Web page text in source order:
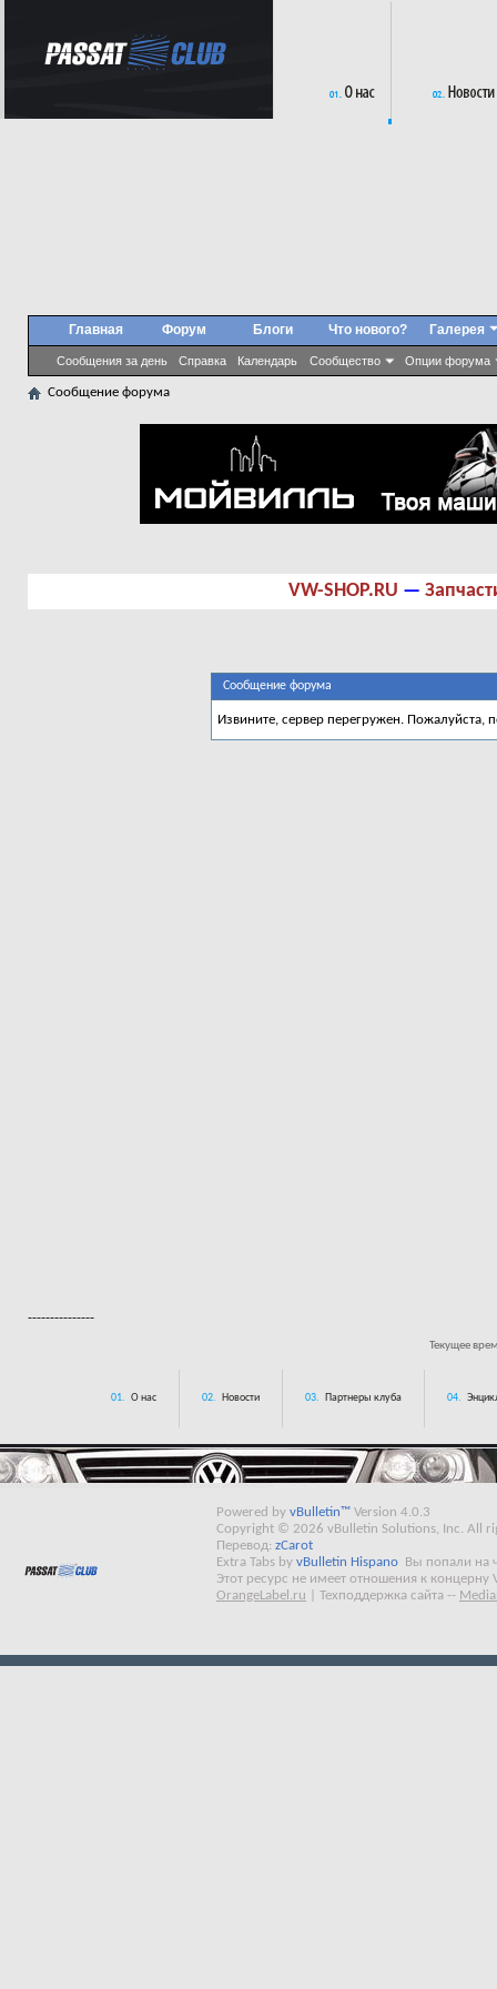
Главная Форум
Сообщения за день Справка Календарь Сообщество Опции форума
Блоги Что нового? Галерея
Сообщение форума
VW-SHOP.RU —
Сообщение форума
Извините, сервер перегружен. Пожалуйста,
---------------
Текущее
01. О нас 02. Новости 03. Партнеры клуба 04.
Powered by vBulletin™ Version 4.0.3
Copyright © 2026 vBulletin Solutions, Inc. All
Перевод: zCarot
Extra Tabs by vBulletin Hispano
Вы попали на
Этот ресурс не имеет отношения к концерну
OrangeLabel.ru
Техподдержка сайта --